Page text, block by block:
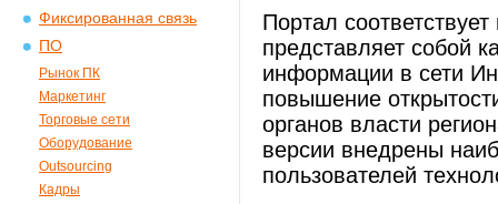
Фиксированная связь
ПО
Рынок ПК
Маркетинг
Торговые сети
Оборудование
Outsourcing
Кадры
Портал
представляет собой
информации в сети
повышение
органов власти
версии внедрены
пользователей